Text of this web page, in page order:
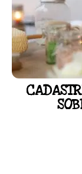
floral em
Resultado
Conheça
LOJA